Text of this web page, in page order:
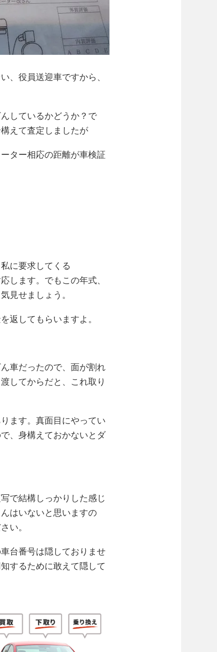
、役員送迎車ですから、
しているかどうか？で
えて査定しましたが
ター相応の距離が車検証
に要求してくる
します。でもこの年式、
見せましょう。
返してもらいますよ。
車だったので、面が割れ
してからだと、これ取り
ます。真面目にやってい
、身構えておかないとダ
で結構しっかりした感じ
はいないと思いますの
い。
台番号は隠しておりませ
するために敢えて隠して